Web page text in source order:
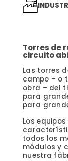
Torres de
circuito
Las torres
campo – o
obra – del
para
para
Los
todos los
módulos y
nuestra